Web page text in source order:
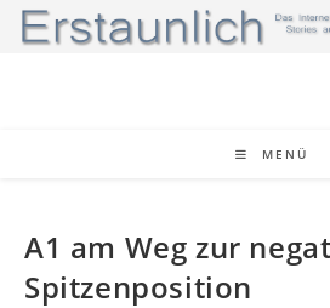
Zum
Inhalt
MENÜ
A1 am Weg zur
Spitzenposition